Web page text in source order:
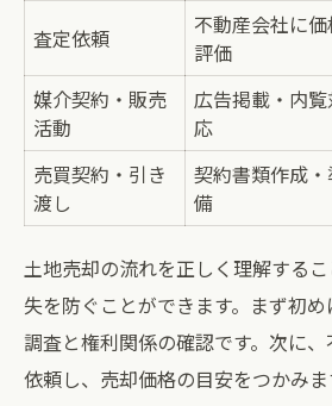
土地売却後に検討した
査定依頼
不動産会社に
評価
媒介契約・販売
活動
広告掲載・内覧
応
売買契約・引き
渡し
契約書類作成
備
土地売却の流れを正しく理解する
失を防ぐことができます。まず初
調査と権利関係の確認です。次に
依頼し、売却価格の目安をつかみま